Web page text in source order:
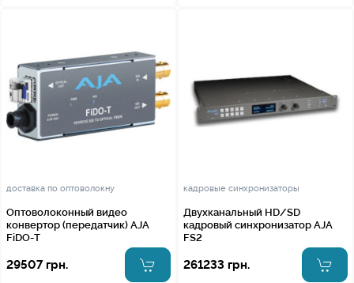
доставка по оптоволокну
Оптоволоконный видео
конвертор (передатчик) AJA
FiDO-T
29507 грн.
кадровые синхронизаторы
Двухканальный HD/SD
кадровый синхронизатор AJA
FS2
261233 грн.